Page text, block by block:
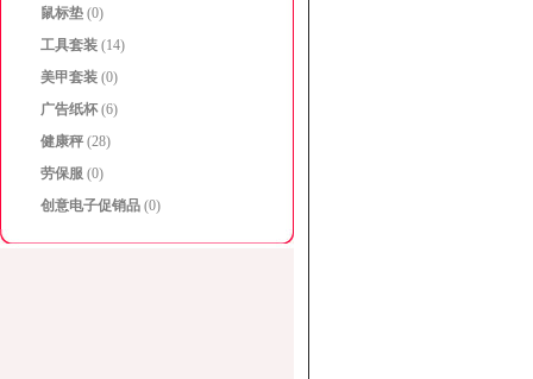
鼠标垫 (0)
工具套装 (14)
美甲套装 (0)
广告纸杯(6)
健康秤 (28)
劳保服 (0)
创意电子促销品 (0)